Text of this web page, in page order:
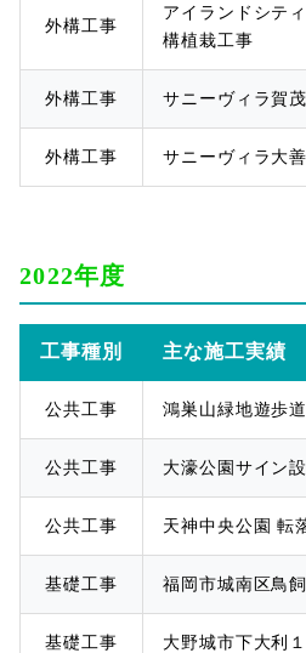
外構工事
アイランドシテ
構植栽工事
外構工事 サニーヴィラ賀
外構工事 サニーヴィラ大
2022年度
工事種別 主な施工実績
公共工事 鴻巣山緑地遊歩
公共工事 大濠公園サイン
公共工事 天神中央公園 転
基礎工事 福岡市城南区鳥
基礎工事 大野城市下大利